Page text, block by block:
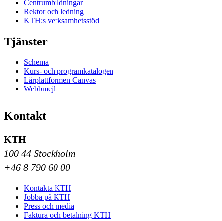
Centrumbildningar
Rektor och ledning
KTH:s verksamhetsstöd
Tjänster
Schema
Kurs- och programkatalogen
Lärplattformen Canvas
Webbmejl
Kontakt
KTH
100 44 Stockholm
+46 8 790 60 00
Kontakta KTH
Jobba på KTH
Press och media
Faktura och betalning KTH